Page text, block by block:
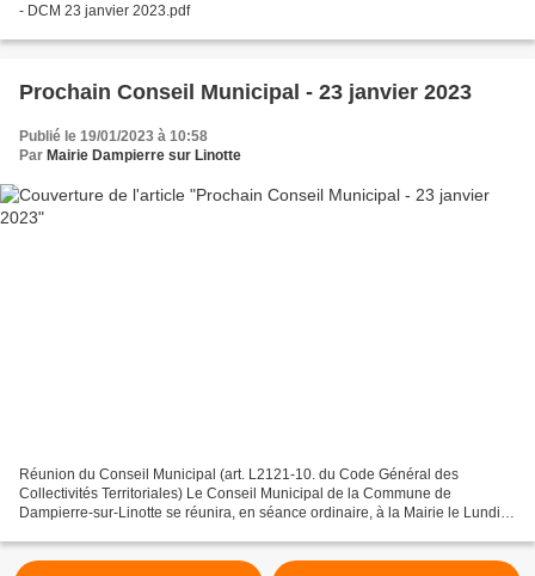
- DCM 23 janvier 2023.pdf
Prochain Conseil Municipal - 23 janvier 2023
Publié le 19/01/2023 à 10:58
Par Mairie Dampierre sur Linotte
Réunion du Conseil Municipal (art. L2121-10. du Code Général des
Collectivités Territoriales) Le Conseil Municipal de la Commune de
Dampierre-sur-Linotte se réunira, en séance ordinaire, à la Mairie le Lundi